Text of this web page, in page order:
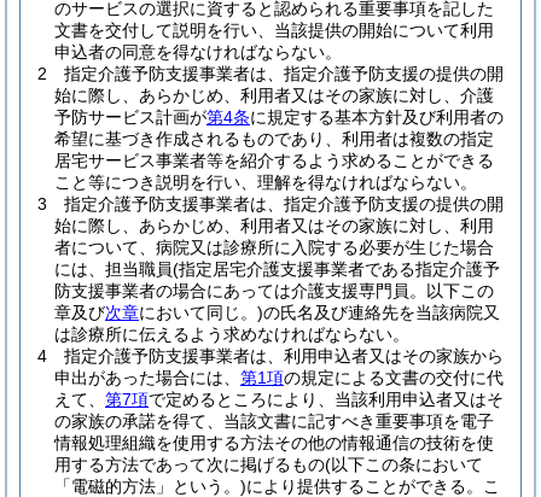
のサービスの選択に資すると認められる重要事項を記した
文書を交付して説明を行い、当該提供の開始について利用
申込者の同意を得なければならない。
2
指定介護予防支援事業者は、指定介護予防支援の提供の開
始に際し、あらかじめ、利用者又はその家族に対し、介護
予防サービス計画が第4条に規定する基本方針及び利用者の
希望に基づき作成されるものであり、利用者は複数の指定
居宅サービス事業者等を紹介するよう求めることができる
こと等につき説明を行い、理解を得なければならない。
3
指定介護予防支援事業者は、指定介護予防支援の提供の開
始に際し、あらかじめ、利用者又はその家族に対し、利用
者について、病院又は診療所に入院する必要が生じた場合
には、担当職員(指定居宅介護支援事業者である指定介護予
防支援事業者の場合にあっては介護支援専門員。以下この
章及び次章において同じ。)の氏名及び連絡先を当該病院又
は診療所に伝えるよう求めなければならない。
4
指定介護予防支援事業者は、利用申込者又はその家族から
申出があった場合には、 第1項の規定による文書の交付に代
えて、 第7項で定めるところにより、当該利用申込者又はそ
の家族の承諾を得て、当該文書に記すべき重要事項を電子
情報処理組織を使用する方法その他の情報通信の技術を使
用する方法であって次に掲げるもの(以下この条において
「電磁的方法」という。)により提供することができる。
こ